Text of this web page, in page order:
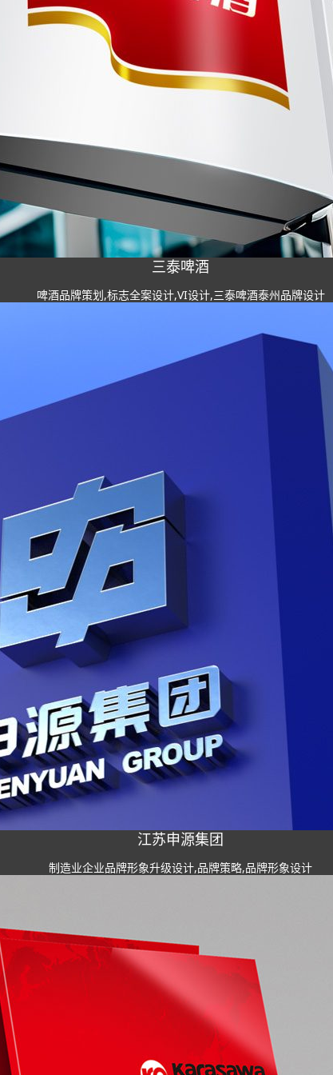
三泰啤酒
啤酒品牌策划,标志全案设计,VI设计,三泰啤酒泰州品牌设计
江苏申源集团
制造业企业品牌形象升级设计,品牌策略,品牌形象设计